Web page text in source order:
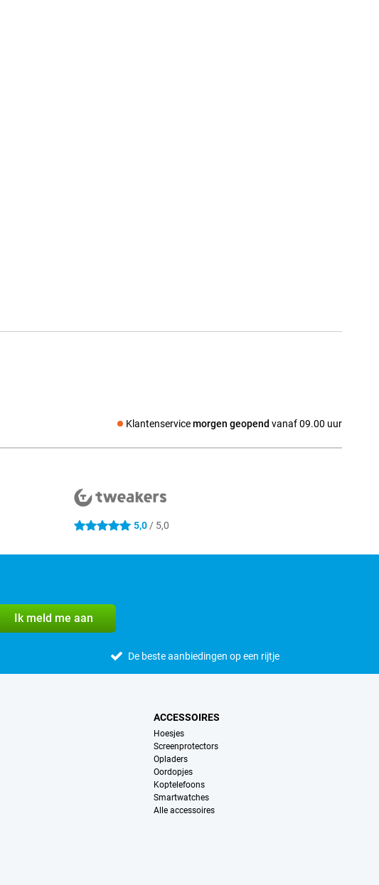
Klantenservicemorgen geopend vanaf 09.00 uur
Social media
5 sterren 5,0 / 5,0
Ik meld me aan
De beste aanbiedingen op een rijtje
ACCESSOIRES
Hoesjes
Screenprotectors
Opladers
Oordopjes
Koptelefoons
Smartwatches
Alle accessoires